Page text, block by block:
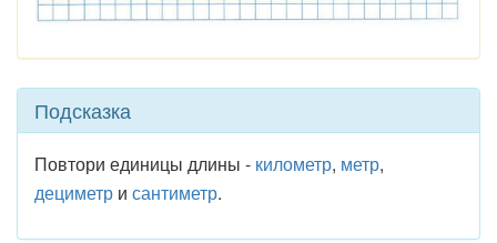
Подсказка
Повтори единицы длины - километр, метр,
дециметр и сантиметр.